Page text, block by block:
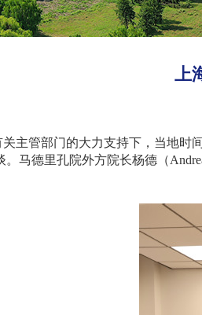
上
主管部门的大力支持下，当地时间
。马德里孔院外方院长杨德（